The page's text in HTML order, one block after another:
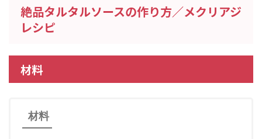
絶品タルタルソースの作り方／メクリアジ
レシピ
材料
材料